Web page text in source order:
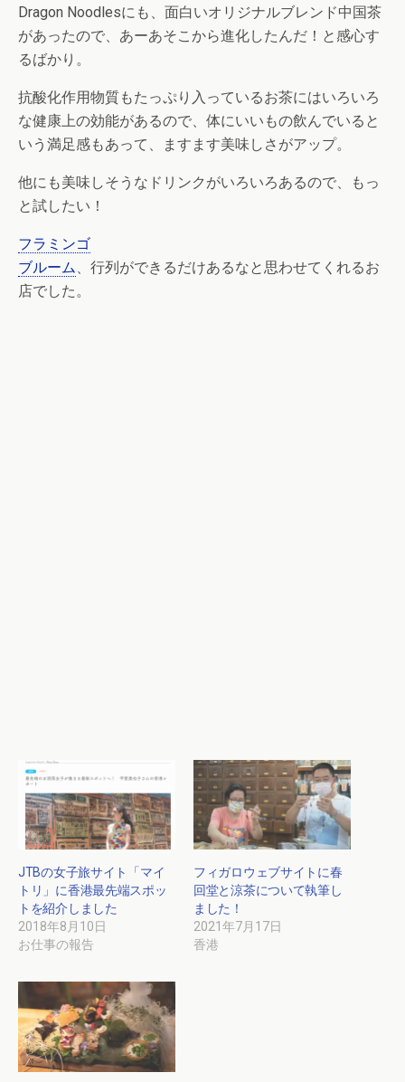
Dragon Noodlesにも、面白いオリジナルブレンド中国茶
があったので、あーあそこから進化したんだ！と感心す
るばかり。
抗酸化作用物質もたっぷり入っているお茶にはいろいろ
な健康上の効能があるので、体にいいもの飲んでいると
いう満足感もあって、ますます美味しさがアップ。
他にも美味しそうなドリンクがいろいろあるので、もっ
と試したい！
フラミンゴ
ブルーム、行列ができるだけあるなと思わせてくれるお
店でした。
JTBの女子旅サイト「マイ
トリ」に香港最先端スポッ
トを紹介しました
2018年8月10日
お仕事の報告
フィガロウェブサイトに春
回堂と涼茶について執筆し
ました！
2021年7月17日
香港